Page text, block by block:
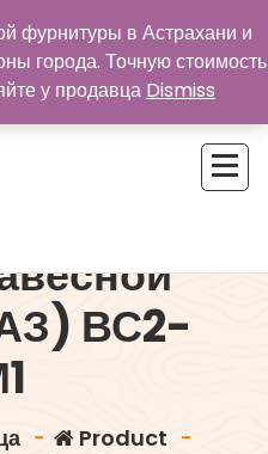
ВС2-
- Product -
фурнитуры в Астрахани и
города. Точную стоимость
у продавца Dismiss